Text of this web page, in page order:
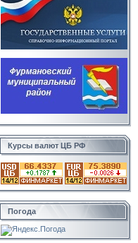
Курсы валют ЦБ РФ
Погода